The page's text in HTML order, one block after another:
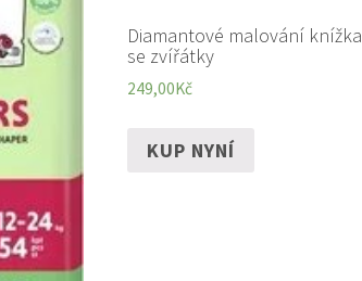
Diamantové malování knížka
se zvířátky
249,00Kč
KUP NYNÍ